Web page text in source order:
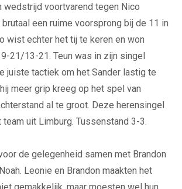
wedstrijd voortvarend tegen Nico
brutaal een ruime voorsprong bij de 11 in
wist echter het tij te keren en won
21/13-21. Teun was in zijn singel
juiste tactiek om het Sander lastig te
meer grip kreeg op het spel van
al te groot. Deze herensingel
team uit Limburg. Tussenstand 3-3.
de gelegenheid samen met Brandon
Leonie en Brandon maakten het